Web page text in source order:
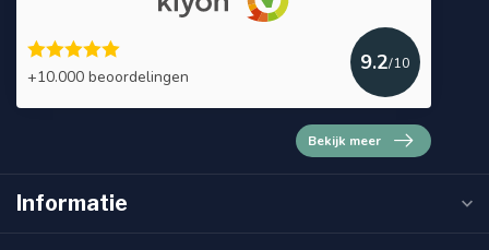
+10.000 beoordelingen
9.2/10
Bekijk meer
Informatie